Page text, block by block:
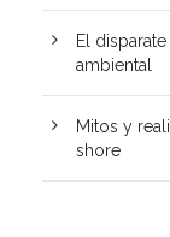
El
ambiental
Mitos y
shore